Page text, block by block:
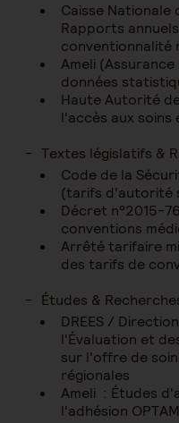
Caisse Nationale
Rapports
conventionnalité
Ameli
données
Haute Autorité
l'accès aux
Textes législatifs &
Code de la
(tarifs d'autorité
Décret n°2015-
conventions
Arrêté tarifaire
des tarifs de
Études &
DREES /
l'Évaluation et
sur l'offre de
régionales
Ameli : Études
l'adhésion